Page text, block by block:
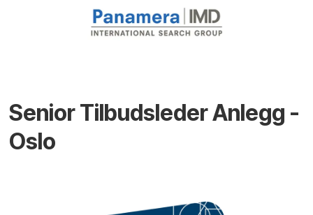
Senior Tilbudsleder Anlegg -
Oslo